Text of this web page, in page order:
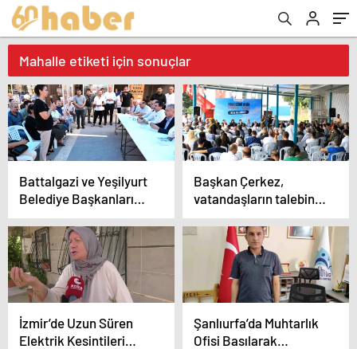
Mahalle etiketi için sonuçlar
Battalgazi ve Yeşilyurt
Belediye Başkanları
Mahallelerde
Vatandaşlarla Buluştu
Başkan Çerkez,
vatandaşların talebini
hayata geçiriyor
İzmir’de Uzun Süren
Elektrik Kesintileri
Şanlıurfa’da Muhtarlık
Ofisi Basılarak